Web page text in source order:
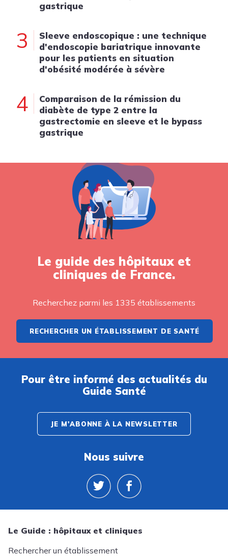
gastrique
3
Sleeve endoscopique : une technique
d'endoscopie bariatrique innovante
pour les patients en situation
d'obésité modérée à sévère
4
Comparaison de la rémission du
diabète de type 2 entre la
gastrectomie en sleeve et le bypass
gastrique
Le guide des hôpitaux et
cliniques de France.
Recherchez parmi les 1335 établissements
RECHERCHER UN ÉTABLISSEMENT DE SANTÉ
Pour être informé des actualités du
Guide Santé
JE M'ABONNE À LA NEWSLETTER
Nous suivre
Le Guide : hôpitaux et cliniques
Rechercher un établissement